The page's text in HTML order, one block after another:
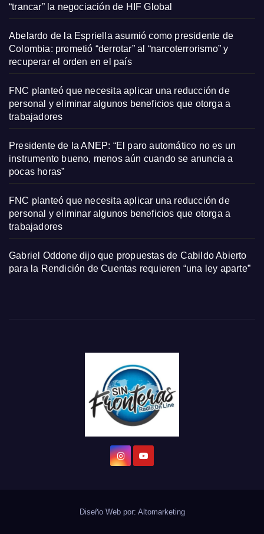
“trancar” la negociación de HIF Global
Abelardo de la Espriella asumió como presidente de
Colombia: prometió “derrotar” al “narcoterrorismo” y
recuperar el orden en el país
FNC planteó que necesita aplicar una reducción de
personal y eliminar algunos beneficios que otorga a
trabajadores
Presidente de la ANEP: “El paro automático no es un
instrumento bueno, menos aún cuando se anuncia a
pocas horas”
FNC planteó que necesita aplicar una reducción de
personal y eliminar algunos beneficios que otorga a
trabajadores
Gabriel Oddone dijo que propuestas de Cabildo Abierto
para la Rendición de Cuentas requieren “una ley aparte”
Diseño Web por: Altomarketing